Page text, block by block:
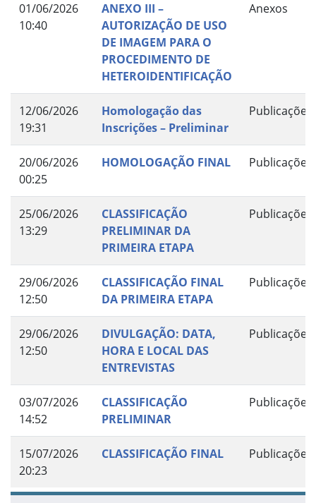
01/06/2026
10:40
ANEXO III –
AUTORIZAÇÃO DE USO
DE IMAGEM PARA O
PROCEDIMENTO DE
HETEROIDENTIFICAÇÃO
Anexos
12/06/2026
19:31
Homologação das
Inscrições – Preliminar
Publicações
20/06/2026
00:25
HOMOLOGAÇÃO FINAL Publicações
25/06/2026
13:29
CLASSIFICAÇÃO
PRELIMINAR DA
PRIMEIRA ETAPA
Publicações
29/06/2026
12:50
CLASSIFICAÇÃO FINAL
DA PRIMEIRA ETAPA
Publicações
29/06/2026
12:50
DIVULGAÇÃO: DATA,
HORA E LOCAL DAS
ENTREVISTAS
Publicações
03/07/2026
14:52
CLASSIFICAÇÃO
PRELIMINAR
Publicações
15/07/2026
20:23
CLASSIFICAÇÃO FINAL Publicações